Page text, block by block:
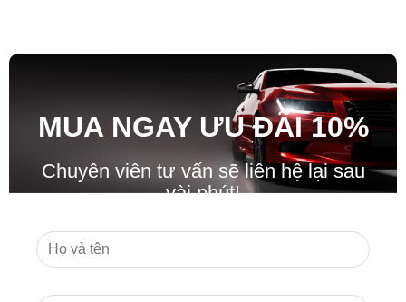
MUA NGAY ƯU ĐÃI10%
Chuyên viên tư vấn sẽ liên hệ lại sau
vài phút!